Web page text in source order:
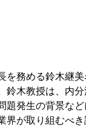
務める鈴木継美
鈴木教授は、内
題発生の背景な
界が取り組むべ